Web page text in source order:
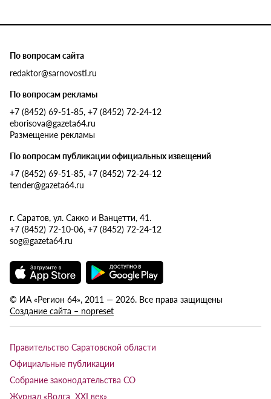
По вопросам сайта
redaktor@sarnovosti.ru
По вопросам рекламы
+7 (8452) 69-51-85, +7 (8452) 72-24-12
eborisova@gazeta64.ru
Размещение рекламы
По вопросам публикации официальных извещений
+7 (8452) 69-51-85, +7 (8452) 72-24-12
tender@gazeta64.ru
г. Саратов, ул. Сакко и Ванцетти, 41.
+7 (8452) 72-10-06, +7 (8452) 72-24-12
sog@gazeta64.ru
© ИА «Регион 64», 2011 — 2026. Все права защищены
Создание сайта – nopreset
Правительство Саратовской области
Официальные публикации
Собрание законодательства СО
Журнал «Волга XXI век»